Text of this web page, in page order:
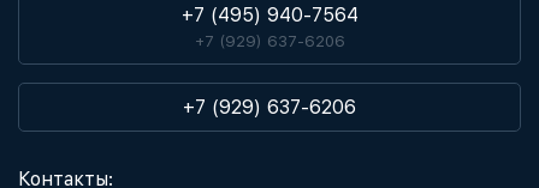
+7 (495) 940-7564
+7 (929) 637-6206
+7 (929) 637-6206
Контакты: